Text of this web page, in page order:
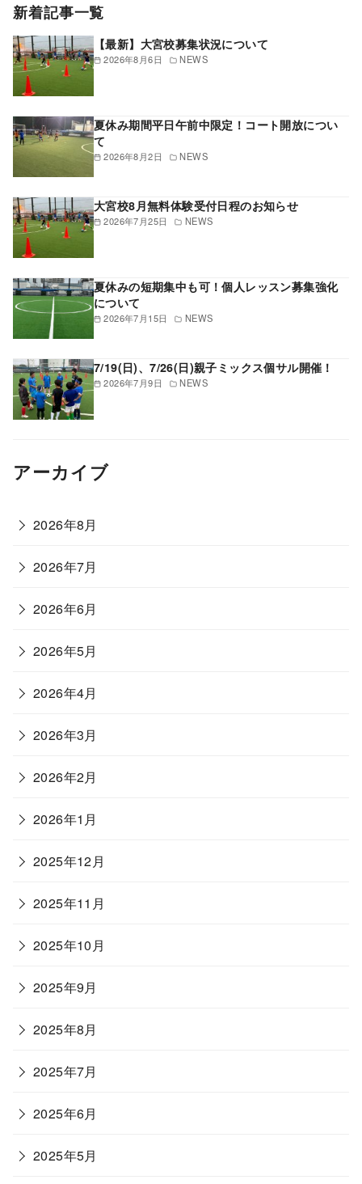
新着記事一覧
2026年8月6日 NEWS
【最新】大宮校募集状況について
2026年8月2日 NEWS
夏休み期間平日午前中限定！コート開放につい
て
2026年7月25日 NEWS
大宮校8月無料体験受付日程のお知らせ
2026年7月15日 NEWS
夏休みの短期集中も可！個人レッスン募集強化
について
2026年7月9日 NEWS
7/19(日)、7/26(日)親子ミックス個サル開催！
アーカイブ
2026年8月
2026年7月
2026年6月
2026年5月
2026年4月
2026年3月
2026年2月
2026年1月
2025年12月
2025年11月
2025年10月
2025年9月
2025年8月
2025年7月
2025年6月
2025年5月